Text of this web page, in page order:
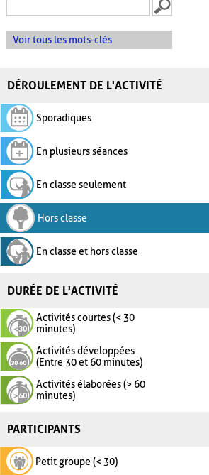
Voir tous les mots-clés
DÉROULEMENT DE L'ACTIVITÉ
Sporadiques
En plusieurs séances
En classe seulement
Hors classe
En classe et hors classe
DURÉE DE L'ACTIVITÉ
Activités courtes (< 30
minutes)
Activités développées
(Entre 30 et 60 minutes)
Activités élaborées (> 60
minutes)
PARTICIPANTS
Petit groupe (< 30)